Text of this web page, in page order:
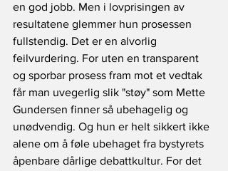
en god jobb. Men i lovprisingen av
resultatene glemmer hun prosessen
fullstendig. Det er en alvorlig
feilvurdering. For uten en transparent
og sporbar prosess fram mot et vedtak
får man uvegerlig slik "støy" som Mette
Gundersen finner så ubehagelig og
unødvendig. Og hun er helt sikkert ikke
alene om å føle ubehaget fra bystyrets
åpenbare dårlige debattkultur. For det